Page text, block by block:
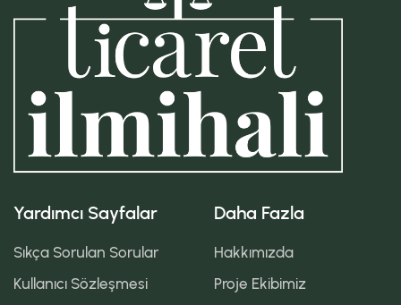
Yardımcı Sayfalar
Sıkça Sorulan Sorular
Kullanıcı Sözleşmesi
Daha Fazla
Hakkımızda
Proje Ekibimiz